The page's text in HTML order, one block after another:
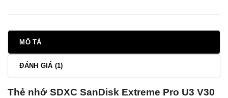
MÔ TẢ
ĐÁNH GIÁ (1)
Thẻ nhớ SDXC SanDisk Extreme Pro U3 V30